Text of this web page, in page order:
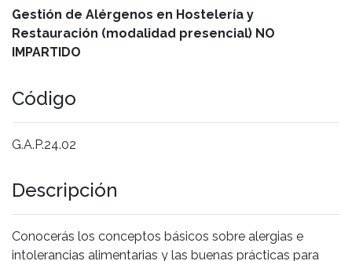
Gestión de Alérgenos en Hostelería y
Restauración (modalidad presencial) NO
IMPARTIDO
Código
G.A.P.24.02
Descripción
Conocerás los conceptos básicos sobre alergias e
intolerancias alimentarias y las buenas prácticas para